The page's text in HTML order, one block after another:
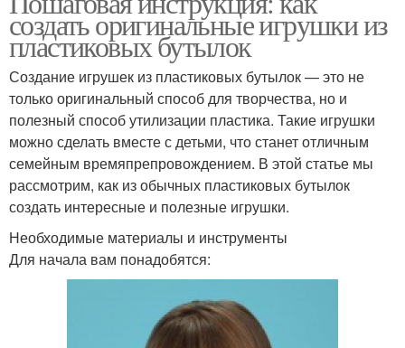
создать оригинальные игрушки из
пластиковых бутылок
Создание игрушек из пластиковых бутылок — это не
только оригинальный способ для творчества, но и
полезный способ утилизации пластика. Такие игрушки
можно сделать вместе с детьми, что станет отличным
семейным времяпрепровождением. В этой статье мы
рассмотрим, как из обычных пластиковых бутылок
создать интересные и полезные игрушки.
Необходимые материалы и инструменты
Для начала вам понадобятся: